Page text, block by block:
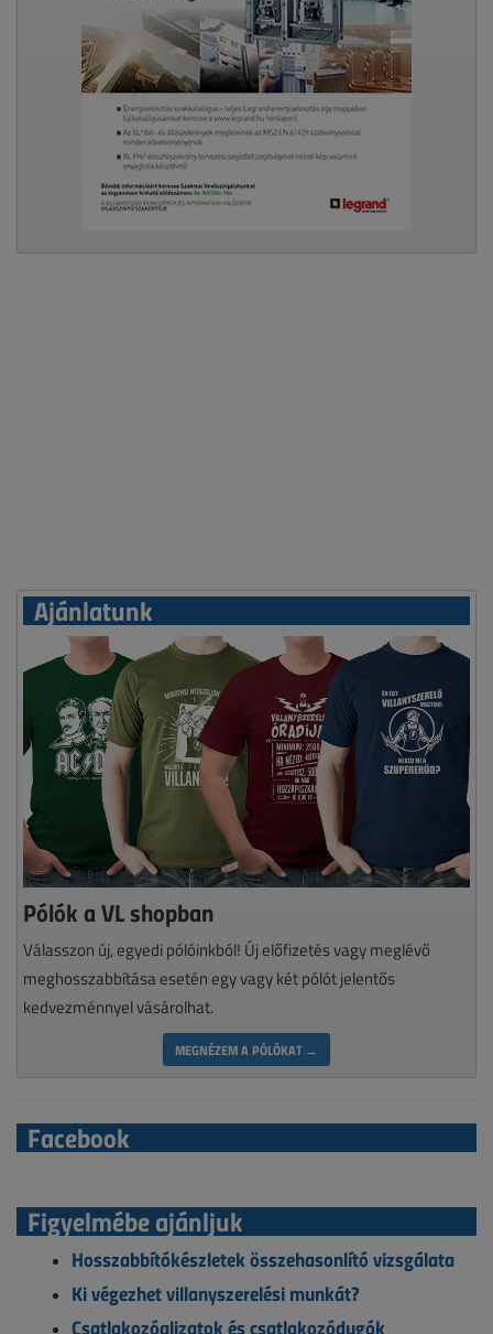
Ajánlatunk
Pólók a VL shopban
Válasszon új, egyedi pólóinkból! Új előfizetés vagy meglévő
meghosszabbítása esetén egy vagy két pólót jelentős
kedvezménnyel vásárolhat.
MEGNÉZEM A PÓLÓKAT →
Facebook
Figyelmébe ajánljuk
Hosszabbítókészletek összehasonlító vizsgálata
Ki végezhet villanyszerelési munkát?
Csatlakozóaljzatok és csatlakozódugók